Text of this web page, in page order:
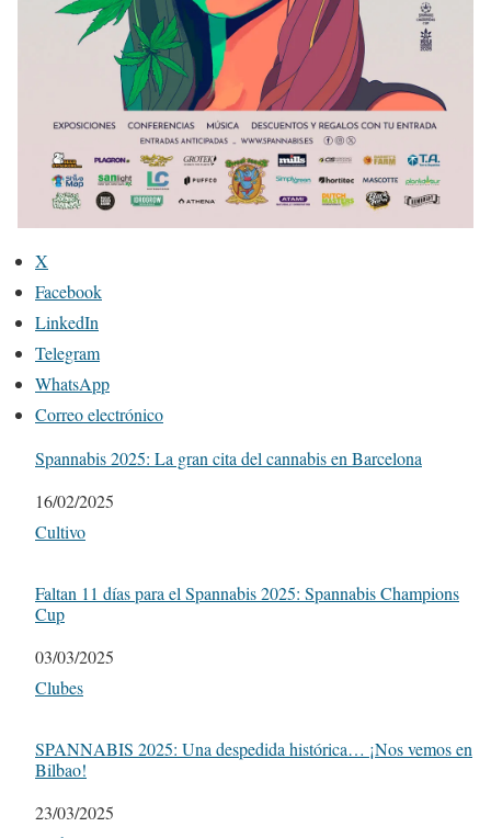
X
Facebook
LinkedIn
Telegram
WhatsApp
Correo electrónico
Spannabis 2025: La gran cita del cannabis en Barcelona
Fecha
16/02/2025
Respecto a
Cultivo
Faltan 11 días para el Spannabis 2025: Spannabis Champions
Cup
Fecha
03/03/2025
Respecto a
Clubes
SPANNABIS 2025: Una despedida histórica… ¡Nos vemos en
Bilbao!
Fecha
23/03/2025